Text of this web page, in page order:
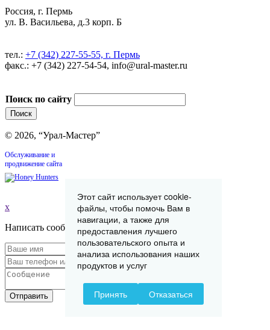
Россия, г. Пермь
ул. В. Васильева, д.3 корп. Б
тел.: +7 (342) 227-55-55, г. Пермь
факс.: +7 (342) 227-54-54, info@ural-master.ru
Поиск по сайту
© 2026, “Урал-Мастер”
Обслуживание и
продвижение сайта
x
Написать сообщение
Отправить
Этот сайт использует cookie-
файлы, чтобы помочь Вам в
навигации, а также для
предоставления лучшего
пользовательского опыта и
анализа использования наших
продуктов и услуг
Принять Отказаться